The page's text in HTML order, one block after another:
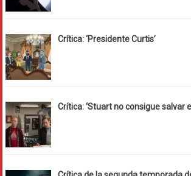
Crítica: ‘Presidente Curtis’
Crítica: ‘Stuart no consigue salvar